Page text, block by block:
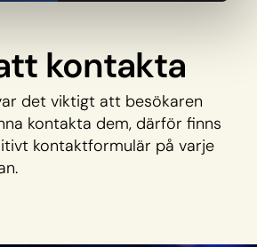
kontakta
det viktigt att besökaren
kontakta dem, därför finns
kontaktformulär på varje